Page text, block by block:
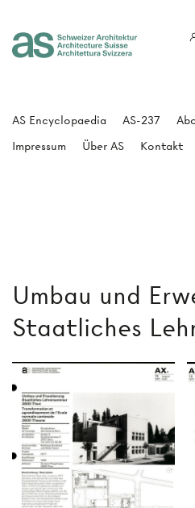
Umbau und
Staatliches
AS Encyclopaedia AS-237
Impressum
Über AS Kontakt